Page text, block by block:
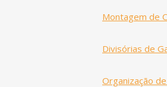
Montagem de
Divisórias de
Organização